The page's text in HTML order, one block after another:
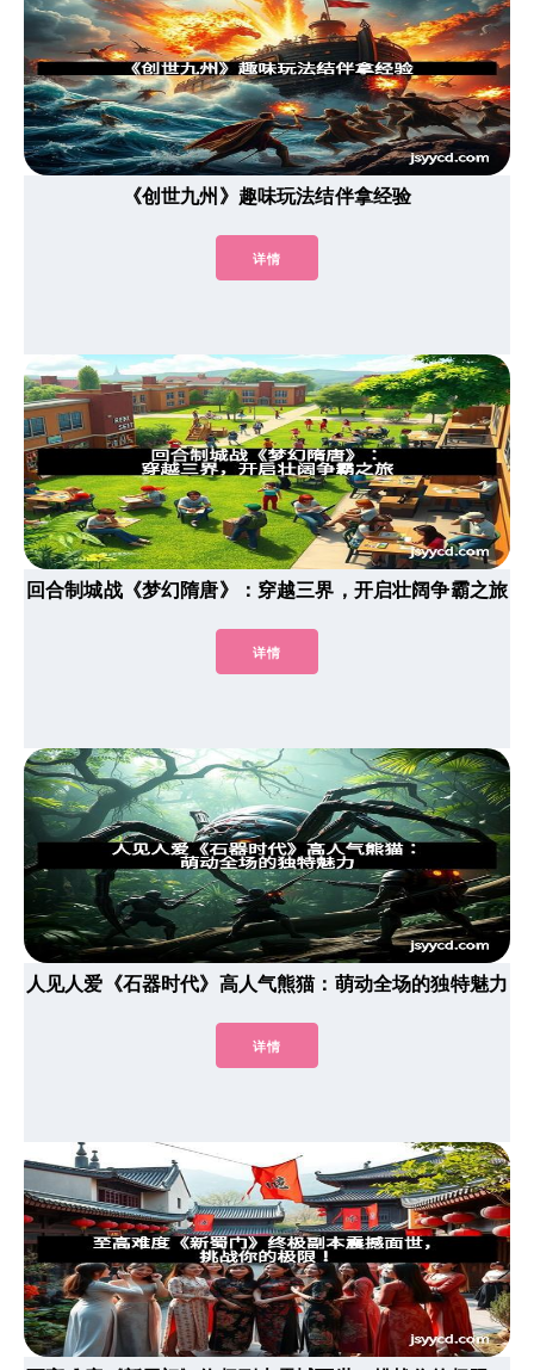
《创世九州》趣味玩法结伴拿经验
详情
回合制城战《梦幻隋唐》：穿越三界，开启壮阔争霸之旅
详情
人见人爱《石器时代》高人气熊猫：萌动全场的独特魅力
详情